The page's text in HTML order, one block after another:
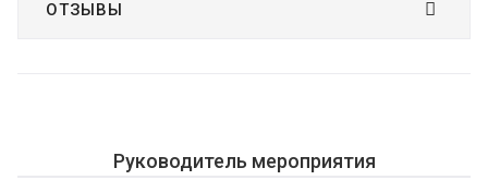
ОТЗЫВЫ
Руководитель мероприятия